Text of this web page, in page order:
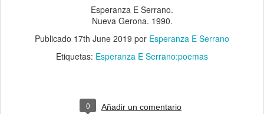
Esperanza E Serrano.
Nueva Gerona. 1990.
Publicado 17th June 2019 por Esperanza E Serrano
Etiquetas: Esperanza E Serrano:poemas
0 Añadir un comentario